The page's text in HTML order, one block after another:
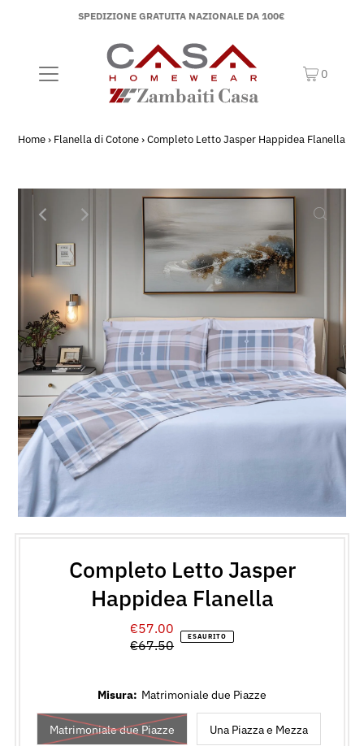
SPEDIZIONE GRATUITA NAZIONALE DA 100€
0
Home › Flanella di Cotone › Completo Letto Jasper Happidea Flanella
Completo Letto Jasper
Happidea Flanella
Prezzo
di
€57.00
Prezzo
€67.50
ESAURITO
Misura: Matrimoniale due Piazze
Matrimoniale due Piazze Una Piazza e Mezza